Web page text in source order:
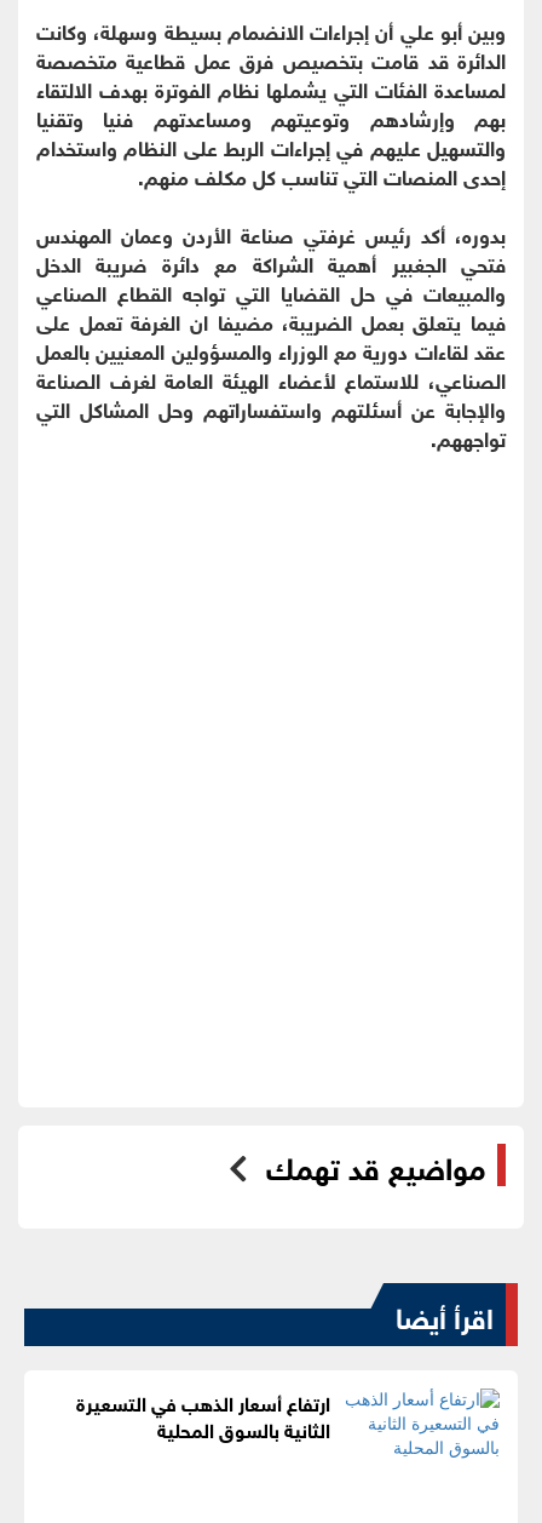
وبين أبو علي أن إجراءات الانضمام بسيطة وسهلة، وكانت
الدائرة قد قامت بتخصيص فرق عمل قطاعية متخصصة
لمساعدة الفئات التي يشملها نظام الفوترة بهدف الالتقاء
بهم وإرشادهم وتوعيتهم ومساعدتهم فنيا وتقنيا
والتسهيل عليهم في إجراءات الربط على النظام واستخدام
إحدى المنصات التي تناسب كل مكلف منهم.
بدوره، أكد رئيس غرفتي صناعة الأردن وعمان المهندس
فتحي الجغبير أهمية الشراكة مع دائرة ضريبة الدخل
والمبيعات في حل القضايا التي تواجه القطاع الصناعي
فيما يتعلق بعمل الضريبة، مضيفا ان الغرفة تعمل على
عقد لقاءات دورية مع الوزراء والمسؤولين المعنيين بالعمل
الصناعي، للاستماع لأعضاء الهيئة العامة لغرف الصناعة
والإجابة عن أسئلتهم واستفساراتهم وحل المشاكل التي
تواجههم.
مواضيع قد تهمك
اقرأ أيضا
ارتفاع أسعار الذهب في التسعيرة
الثانية بالسوق المحلية